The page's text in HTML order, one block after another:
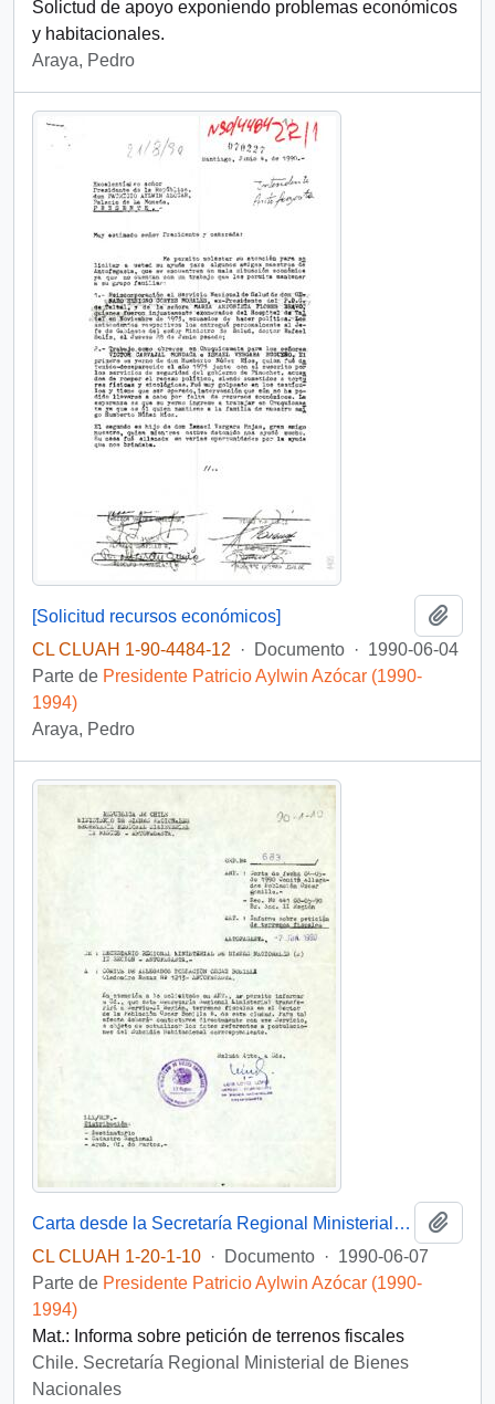
Solictud de apoyo exponiendo problemas económicos
y habitacionales.
Araya, Pedro
[Solicitud recursos económicos]
CL CLUAH 1-90-4484-12
· Documento · 1990-06-04
Parte de Presidente Patricio Aylwin Azócar (1990-
1994)
Araya, Pedro
Carta desde la Secretaría Regional Ministerial de Bienes Nacionales de la II Región de Antofagasta, de parte de su secretario (S), sr. Luis López López, dirigida al Comité de Allegados Población Oscar Bonilla, Antofagasta
CL CLUAH 1-20-1-10 · Documento · 1990-06-07
Parte de Presidente Patricio Aylwin Azócar (1990-
1994)
Mat.: Informa sobre petición de terrenos fiscales
Chile. Secretaría Regional Ministerial de Bienes
Nacionales